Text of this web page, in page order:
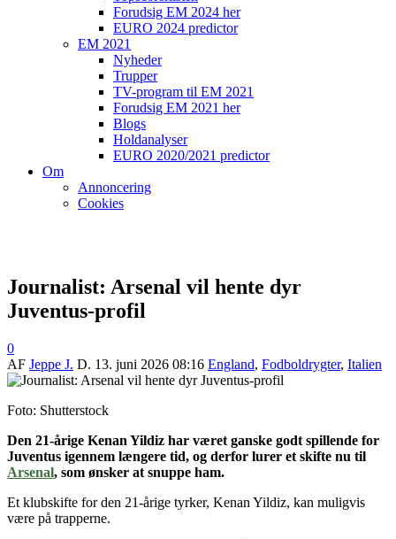
Forudsig EM 2024 her
EURO 2024 predictor
EM 2021
Nyheder
Trupper
TV-program til EM 2021
Forudsig EM 2021 her
Blogs
Holdanalyser
EURO 2020/2021 predictor
Om
Annoncering
Cookies
Journalist: Arsenal vil hente dyr
Juventus-profil
0
AF Jeppe J. D. 13. juni 2026 08:16 England, Fodboldrygter, Italien
Foto: Shutterstock
Den 21-årige Kenan Yildiz har været ganske godt spillende for
Juventus igennem længere tid, og derfor lurer et skifte nu til
Arsenal, som ønsker at snuppe ham.
Et klubskifte for den 21-årige tyrker, Kenan Yildiz, kan muligvis
være på trapperne.